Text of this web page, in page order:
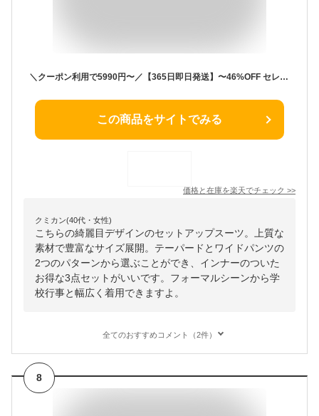
＼クーポン利用で5990円〜／【365日即日発送】〜46%OFF セレモニースーツ 入学式 ママスーツ 卒業式 スーツ 母親 3点セット パンツ セットアップ 入園式 卒園式 お宮参り レディース フォーマル 黒 ネイビー カジュアル おしゃれ コーデ かっこいい 試着チケット対象
この商品をサイトでみる
価格と在庫を楽天でチェック >>
クミカン(40代・女性)
こちらの綺麗目デザインのセットアップスーツ。上質な
素材で豊富なサイズ展開。テーパードとワイドパンツの
2つのパターンから選ぶことができ、インナーのついた
お得な3点セットがいいです。フォーマルシーンから学
校行事と幅広く着用できますよ。
全てのおすすめコメント（2件）
8